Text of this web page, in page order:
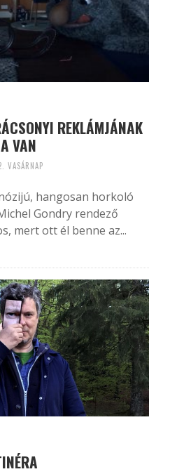
REKLÁMJÁNAK
VAN
VASÁRNAP
hangosan horkoló
Gondry rendező
mert ott él benne az...